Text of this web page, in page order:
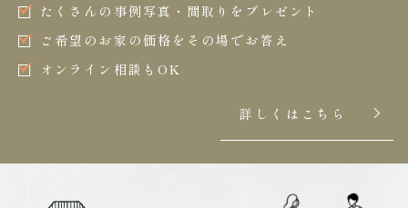
たくさんの事例写真・間取りをプレゼント
ご希望のお家の価格をその場でお答え
オンライン相談もOK
詳しくはこちら